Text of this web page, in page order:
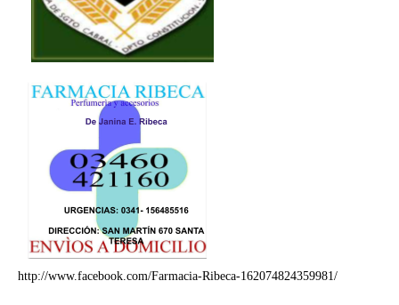
http://www.facebook.com/Farmacia-Ribeca-162074824359981/